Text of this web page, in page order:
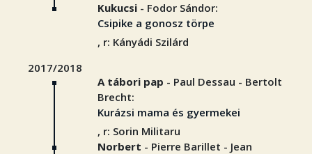
Kukucsi - Fodor Sándor:
Csipike a gonosz törpe
, r: Kányádi Szilárd
2017/2018
A tábori pap - Paul Dessau - Bertolt
Brecht:
Kurázsi mama és gyermekei
, r: Sorin Militaru
Norbert - Pierre Barillet - Jean